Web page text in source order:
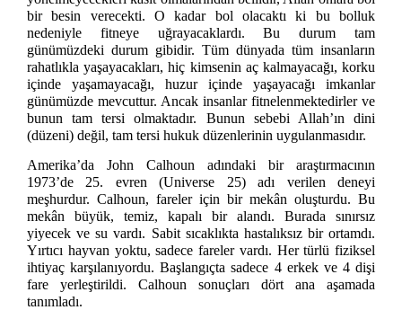
bir besin verecekti. O kadar bol olacaktı ki bu bolluk
nedeniyle fitneye uğrayacaklardı. Bu durum tam
günümüzdeki durum gibidir. Tüm dünyada tüm insanların
rahatlıkla yaşayacakları, hiç kimsenin aç kalmayacağı, korku
içinde yaşamayacağı, huzur içinde yaşayacağı imkanlar
günümüzde mevcuttur. Ancak insanlar fitnelenmektedirler ve
bunun tam tersi olmaktadır. Bunun sebebi Allah’ın dini
(düzeni) değil, tam tersi hukuk düzenlerinin uygulanmasıdır.
Amerika’da John Calhoun adındaki bir araştırmacının
1973’de 25. evren (Universe 25) adı verilen deneyi
meşhurdur. Calhoun, fareler için bir mekân oluşturdu. Bu
mekân büyük, temiz, kapalı bir alandı. Burada sınırsız
yiyecek ve su vardı. Sabit sıcaklıkta hastalıksız bir ortamdı.
Yırtıcı hayvan yoktu, sadece fareler vardı. Her türlü fiziksel
ihtiyaç karşılanıyordu. Başlangıçta sadece 4 erkek ve 4 dişi
fare yerleştirildi. Calhoun sonuçları dört ana aşamada
tanımladı.